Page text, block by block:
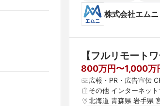
株式会社エムニ
【フルリモート
800万円〜1,000万
広報・PR・広告宣伝
その他 インターネット
北海道 青森県 岩手県